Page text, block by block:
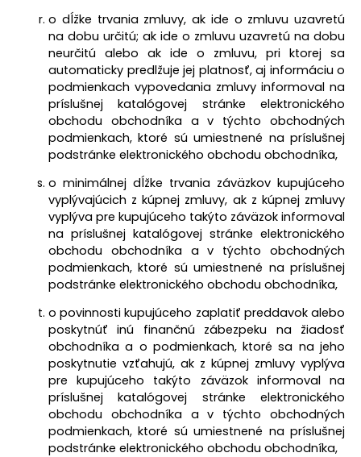
o dĺžke trvania zmluvy, ak ide o zmluvu uzavretú
na dobu určitú; ak ide o zmluvu uzavretú na dobu
neurčitú alebo ak ide o zmluvu, pri ktorej sa
automaticky predlžuje jej platnosť, aj informáciu o
podmienkach vypovedania zmluvy informoval na
príslušnej katalógovej stránke elektronického
obchodu obchodníka a v týchto obchodných
podmienkach, ktoré sú umiestnené na príslušnej
podstránke elektronického obchodu obchodníka,
o minimálnej dĺžke trvania záväzkov kupujúceho
vyplývajúcich z kúpnej zmluvy, ak z kúpnej zmluvy
vyplýva pre kupujúceho takýto záväzok informoval
na príslušnej katalógovej stránke elektronického
obchodu obchodníka a v týchto obchodných
podmienkach, ktoré sú umiestnené na príslušnej
podstránke elektronického obchodu obchodníka,
o povinnosti kupujúceho zaplatiť preddavok alebo
poskytnúť inú finančnú zábezpeku na žiadosť
obchodníka a o podmienkach, ktoré sa na jeho
poskytnutie vzťahujú, ak z kúpnej zmluvy vyplýva
pre kupujúceho takýto záväzok informoval na
príslušnej katalógovej stránke elektronického
obchodu obchodníka a v týchto obchodných
podmienkach, ktoré sú umiestnené na príslušnej
podstránke elektronického obchodu obchodníka,